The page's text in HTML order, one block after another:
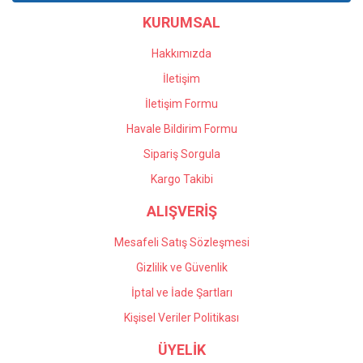
Ürün fiyatı diğer sitelerden daha pahalı.
Gönder
KURUMSAL
Hakkımızda
İletişim
İletişim Formu
Havale Bildirim Formu
Sipariş Sorgula
Kargo Takibi
ALIŞVERİŞ
Mesafeli Satış Sözleşmesi
Gizlilik ve Güvenlik
İptal ve İade Şartları
Kişisel Veriler Politikası
ÜYELİK